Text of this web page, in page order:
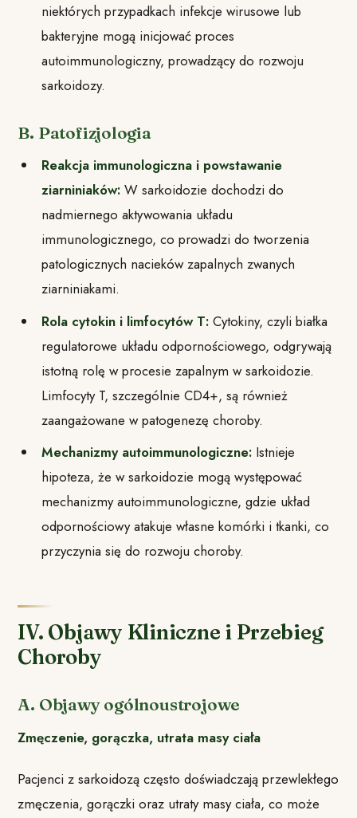
niektórych przypadkach infekcje wirusowe lub
bakteryjne mogą inicjować proces
autoimmunologiczny, prowadzący do rozwoju
sarkoidozy.
B. Patofizjologia
Reakcja immunologiczna i powstawanie
ziarniniaków: W sarkoidozie dochodzi do
nadmiernego aktywowania układu
immunologicznego, co prowadzi do tworzenia
patologicznych nacieków zapalnych zwanych
ziarniniakami.
Rola cytokin i limfocytów T: Cytokiny, czyli białka
regulatorowe układu odpornościowego, odgrywają
istotną rolę w procesie zapalnym w sarkoidozie.
Limfocyty T, szczególnie CD4+, są również
zaangażowane w patogenezę choroby.
Mechanizmy autoimmunologiczne: Istnieje
hipoteza, że w sarkoidozie mogą występować
mechanizmy autoimmunologiczne, gdzie układ
odpornościowy atakuje własne komórki i tkanki, co
przyczynia się do rozwoju choroby.
IV. Objawy Kliniczne i Przebieg
Choroby
A. Objawy ogólnoustrojowe
Zmęczenie, gorączka, utrata masy ciała
Pacjenci z sarkoidozą często doświadczają przewlekłego
zmęczenia, gorączki oraz utraty masy ciała, co może